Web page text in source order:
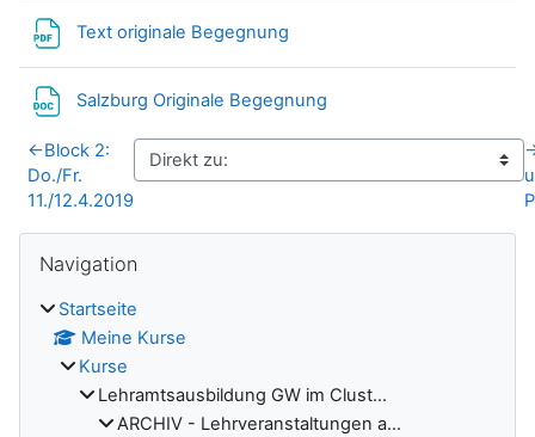
Text originale Begegnung
Salzburg Originale Begegnung
←Block 2:
Do./Fr.
11./12.4.2019
Navigation
Startseite
Meine Kurse
Kurse
Lehramtsausbildung GW im Clust...
ARCHIV - Lehrveranstaltungen a...